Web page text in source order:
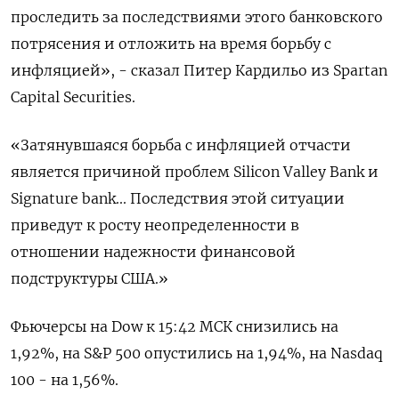
проследить за последствиями этого банковского
потрясения и отложить на время борьбу с
инфляцией», - сказал Питер Кардильо из Spartan
Capital Securities.
«Затянувшаяся борьба с инфляцией отчасти
является причиной проблем Silicon Valley Bank и
Signature bank... Последствия этой ситуации
приведут к росту неопределенности в
отношении надежности финансовой
подструктуры США.»
Фьючерсы на Dow к 15:42 МСК снизились на
1,92%, на S&P 500 опустились на 1,94%, на Nasdaq
100 - на 1,56%.